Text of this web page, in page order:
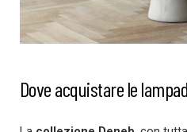
Dove acquistare le